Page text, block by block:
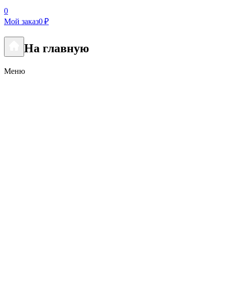
0
Мой заказ0 ₽
На главную
Меню